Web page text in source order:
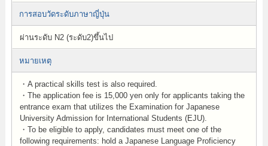
การสอบวัดระดับภาษาญี่ปุ่น
ผ่านระดับ N2 (ระดับ2)ขึ้นไป
หมายเหตุ
・A practical skills test is also required.
・The application fee is 15,000 yen only for applicants taking the
entrance exam that utilizes the Examination for Japanese
University Admission for International Students (EJU).
・To be eligible to apply, candidates must meet one of the
following requirements: hold a Japanese Language Proficiency